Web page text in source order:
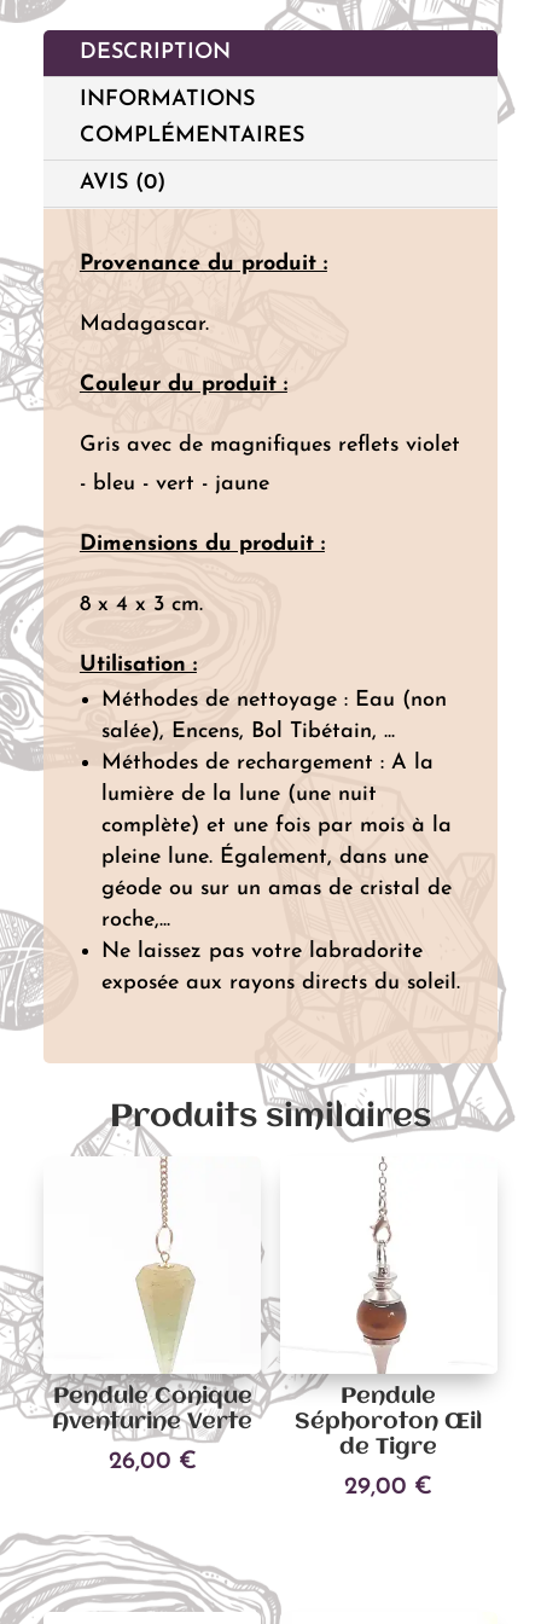
DESCRIPTION
INFORMATIONS
COMPLÉMENTAIRES
AVIS (0)
Provenance du produit :
Madagascar.
Couleur du produit :
Gris avec de magnifiques reflets violet
- bleu - vert - jaune
Dimensions du produit :
8 x 4 x 3 cm.
Utilisation :
Méthodes de nettoyage : Eau (non
salée), Encens, Bol Tibétain, ...
Méthodes de rechargement : A la
lumière de la lune (une nuit
complète) et une fois par mois à la
pleine lune. Également, dans une
géode ou sur un amas de cristal de
roche,...
Ne laissez pas votre labradorite
exposée aux rayons directs du soleil.
Produits similaires
Pendule Conique
Aventurine Verte
26,00 €
Pendule
Séphoroton Œil
de Tigre
29,00 €